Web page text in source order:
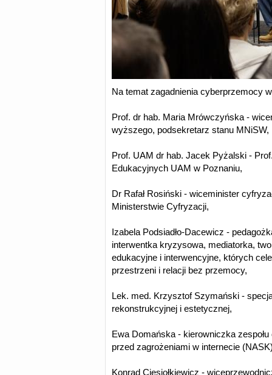
Na temat zagadnienia cyberprzemocy
Prof. dr hab. Maria Mrówczyńska -
wyższego, podsekretarz stanu MNiSW,
Prof. UAM dr hab. Jacek Pyżalski -
Edukacyjnych UAM w Poznaniu,
Dr Rafał Rosiński - wiceminister
Ministerstwie Cyfryzacji,
Izabela Podsiadło-Dacewicz -
interwentka kryzysowa, mediatorka,
edukacyjne i interwencyjne, których
przestrzeni i relacji bez przemocy,
Lek. med. Krzysztof Szymański -
rekonstrukcyjnej i estetycznej,
Ewa Domańska - kierowniczka
przed zagrożeniami w internecie
Konrad Ciesiołkiewicz -